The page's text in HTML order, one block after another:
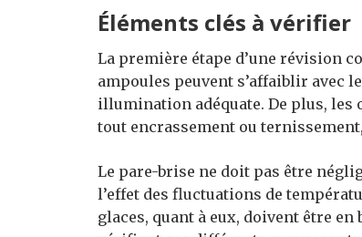
Éléments clés à vérifier
La première étape d’une révision
ampoules peuvent s’affaiblir avec
illumination adéquate. De plus, les
tout encrassement ou
Le pare-brise ne doit pas être
l’effet des fluctuations de
glaces, quant à eux, doivent être